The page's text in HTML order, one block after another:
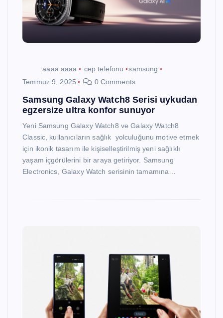
aaaa aaaa cep telefonu
samsung
Temmuz 9, 2025
0 Comments
Samsung Galaxy Watch8 Serisi uykudan
egzersize ultra konfor sunuyor
Yeni Samsung Galaxy Watch8 ve Galaxy Watch8
Classic, kullanıcıların sağlık yolculuğunu motive etmek
için ikonik tasarım ile kişiselleştirilmiş yeni sağlıklı
yaşam içgörülerini bir araya getiriyor. Samsung
Electronics, Galaxy Watch serisinin tamamına…